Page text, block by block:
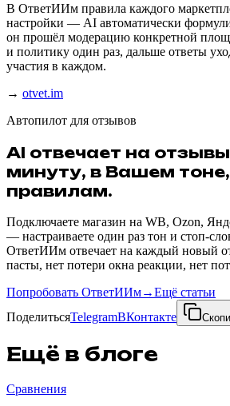
В ОтветИИм правила каждого
настройки — AI автоматически
он прошёл модерацию конкретной
и политику один раз, дальше ответы
участия в каждом.
→ otvet.im
Автопилот для отзывов
AI отвечает на
минуту, в Вашем
правилам.
Подключаете магазин на WB, Ozon,
— настраиваете один раз тон и стоп-
ОтветИИм отвечает на каждый новый
пасты, нет потери окна реакции, нет
Попробовать ОтветИИм→Ещё статьи
ПоделитьсяTelegramВКонтакте
Ещё в блоге
Сравнения